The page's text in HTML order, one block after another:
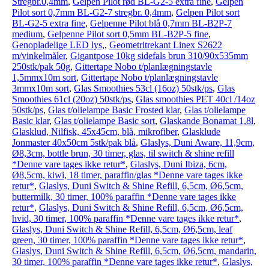
Pilot sort 0,7mm BL-G2-7 stregbr. 0,4mm, Gelpen Pilot sort
BL-G2-5 extra fine, Gelpenne Pilot blå 0,7mm BL-B2P-7
medium, Gelpenne Pilot sort 0,5mm BL-B2P-5 fine,
Genopladelige LED lys,, Geometritrekant Linex S2622
m/vinkelmåler, Gigantpose 10kg sidefals brun 310/90x535mm
250stk/pak 50g, Gittertape Nobo t/planlægningstavle
1,5mmx10m sort, Gittertape Nobo t/planlægningstavle
3mmx10m sort, Glas Smoothies 53cl (16oz) 50stk/ps, Glas
Smoothies 61cl (20oz) 50stk/ps, Glas smoothies PET 40cl /14oz
50stk/ps, Glas t/olielampe Basic Frosted klar, Glas t/olielampe
Basic klar, Glas t/olielampe Basic sort, Glaskande Bonamat 1,8l,
Glasklud, Nilfisk, 45x45cm, blå, mikrofiber, Glasklude
Jonmaster 40x50cm 5stk/pak blå, Glaslys, Duni Aware, 11,9cm,
Ø8,3cm, bottle brun, 30 timer, glas, til switch & shine refill
*Denne vare tages ikke retur*, Glaslys, Duni Ibiza, 6cm,
Ø8,5cm, kiwi, 18 timer, paraffin/glas *Denne vare tages ikke
retur*, Glaslys, Duni Switch & Shine Refill, 6,5cm, Ø6,5cm,
buttermilk, 30 timer, 100% paraffin *Denne vare tages ikke
retur*, Glaslys, Duni Switch & Shine Refill, 6,5cm, Ø6,5cm,
hvid, 30 timer, 100% paraffin *Denne vare tages ikke retur*,
Glaslys, Duni Switch & Shine Refill, 6,5cm, Ø6,5cm, leaf
green, 30 timer, 100% paraffin *Denne vare tages ikke retur*,
Glaslys, Duni Switch & Shine Refill, 6,5cm, Ø6,5cm, mandarin,
30 timer, 100% paraffin *Denne vare tages ikke retur*, Glaslys,